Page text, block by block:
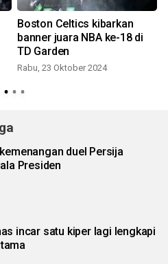
Boston Celtics kibarkan
banner juara NBA ke-18 di
TD Garden
Rabu, 23 Oktober 2024
duel Persija
Presiden
incar satu kiper lagi lengkapi